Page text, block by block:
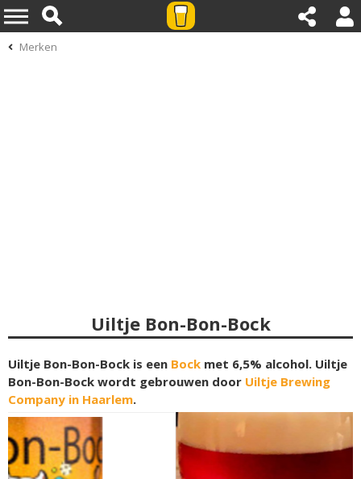
Merken
Uiltje Bon-Bon-Bock
Uiltje Bon-Bon-Bock is een Bock met 6,5% alcohol. Uiltje
Bon-Bon-Bock wordt gebrouwen door Uiltje Brewing
Company in Haarlem.